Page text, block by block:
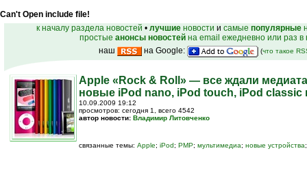
Can't Open include file!
к началу раздела новостей • лучшие новости и самые популярные
простые анонсы новостей на email ежедневно или раз
наш
на Google: (что такое
Apple «Rock & Roll» — все ждали
новые iPod nano, iPod touch, iPod classic
10.09.2009 19:12
просмотров: сегодня 1, всего 4542
автор новости: Владимир Литовченко
связанные темы: Apple; iPod; PMP; мультимедиа; новые устройства